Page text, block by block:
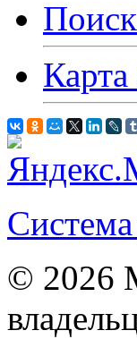
Карта
© 2026